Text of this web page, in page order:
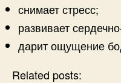
снимает стресс;
развивает
дарит ощущение
Related posts: